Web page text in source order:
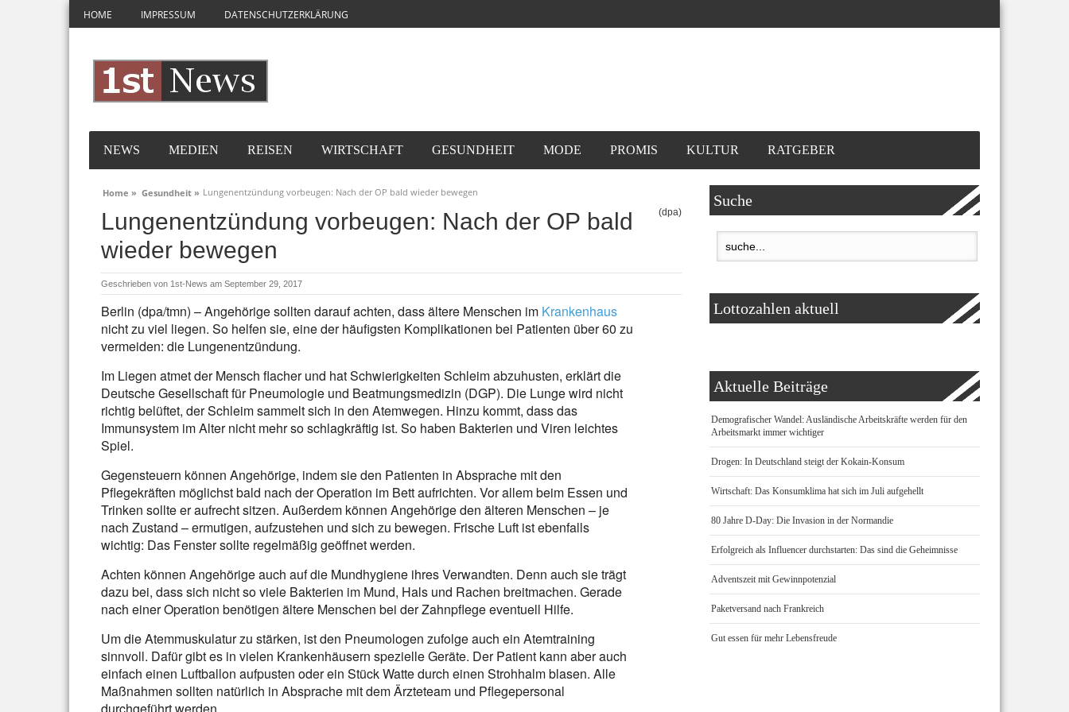
HOME IMPRESSUM DATENSCHUTZERKLÄRUNG
NEWS MEDIEN REISEN WIRTSCHAFT GESUNDHEIT MODE PROMIS KULTUR RATGEBER
Home » Gesundheit » Lungenentzündung vorbeugen: Nach der OP bald wieder bewegen
Lungenentzündung vorbeugen: Nach der OP bald
wieder bewegen
(dpa)
Geschrieben von 1st-News am September 29, 2017
Berlin (dpa/tmn) – Angehörige sollten darauf achten, dass ältere Menschen im Krankenhaus
nicht zu viel liegen. So helfen sie, eine der häufigsten Komplikationen bei Patienten über 60 zu
vermeiden: die Lungenentzündung.
Im Liegen atmet der Mensch flacher und hat Schwierigkeiten Schleim abzuhusten, erklärt die
Deutsche Gesellschaft für Pneumologie und Beatmungsmedizin (DGP). Die Lunge wird nicht
richtig belüftet, der Schleim sammelt sich in den Atemwegen. Hinzu kommt, dass das
Immunsystem im Alter nicht mehr so schlagkräftig ist. So haben Bakterien und Viren leichtes
Spiel.
Gegensteuern können Angehörige, indem sie den Patienten in Absprache mit den
Pflegekräften möglichst bald nach der Operation im Bett aufrichten. Vor allem beim Essen und
Trinken sollte er aufrecht sitzen. Außerdem können Angehörige den älteren Menschen – je
nach Zustand – ermutigen, aufzustehen und sich zu bewegen. Frische Luft ist ebenfalls
wichtig: Das Fenster sollte regelmäßig geöffnet werden.
Achten können Angehörige auch auf die Mundhygiene ihres Verwandten. Denn auch sie trägt
dazu bei, dass sich nicht so viele Bakterien im Mund, Hals und Rachen breitmachen. Gerade
nach einer Operation benötigen ältere Menschen bei der Zahnpflege eventuell Hilfe.
Um die Atemmuskulatur zu stärken, ist den Pneumologen zufolge auch ein Atemtraining
sinnvoll. Dafür gibt es in vielen Krankenhäusern spezielle Geräte. Der Patient kann aber auch
einfach einen Luftballon aufpusten oder ein Stück Watte durch einen Strohhalm blasen. Alle
Maßnahmen sollten natürlich in Absprache mit dem Ärzteteam und Pflegepersonal
Suche
Lottozahlen aktuell
Aktuelle Beiträge
Demografischer Wandel: Ausländische Arbeitskräfte werden für den
Arbeitsmarkt immer wichtiger
Drogen: In Deutschland steigt der Kokain-Konsum
Wirtschaft: Das Konsumklima hat sich im Juli aufgehellt
80 Jahre D-Day: Die Invasion in der Normandie
Erfolgreich als Influencer durchstarten: Das sind die Geheimnisse
Adventszeit mit Gewinnpotenzial
Paketversand nach Frankreich
Gut essen für mehr Lebensfreude